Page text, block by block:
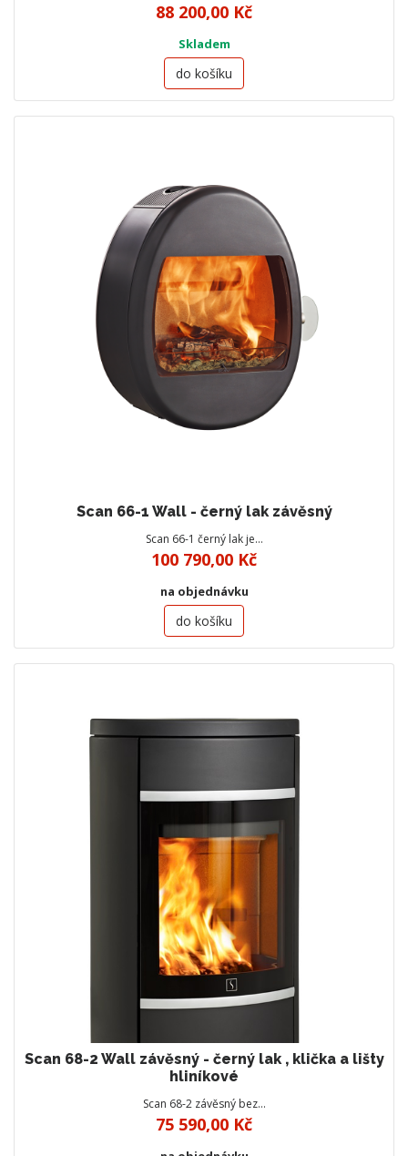
88 200,00 Kč
Skladem
do košíku
Scan 66-1 Wall - černý lak závěsný
Scan 66-1 černý lak je…
100 790,00 Kč
na objednávku
do košíku
Scan 68-2 Wall závěsný - černý lak , klička a lišty
hliníkové
Scan 68-2 závěsný bez…
75 590,00 Kč